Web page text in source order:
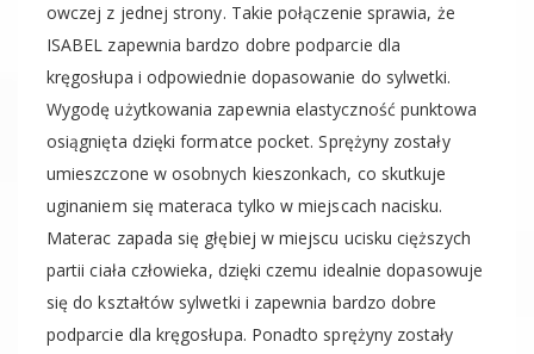
owczej z jednej strony. Takie połączenie sprawia, że
ISABEL zapewnia bardzo dobre podparcie dla
kręgosłupa i odpowiednie dopasowanie do sylwetki.
Wygodę użytkowania zapewnia elastyczność punktowa
osiągnięta dzięki formatce pocket. Sprężyny zostały
umieszczone w osobnych kieszonkach, co skutkuje
uginaniem się materaca tylko w miejscach nacisku.
Materac zapada się głębiej w miejscu ucisku cięższych
partii ciała człowieka, dzięki czemu idealnie dopasowuje
się do kształtów sylwetki i zapewnia bardzo dobre
podparcie dla kręgosłupa. Ponadto sprężyny zostały